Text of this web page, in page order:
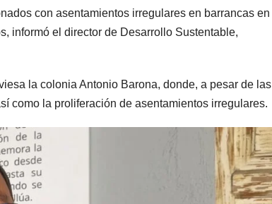
con asentamientos irregulares en barrancas en
informó el director de Desarrollo Sustentable,
la colonia Antonio Barona, donde, a pesar de las
como la proliferación de asentamientos irregulares.